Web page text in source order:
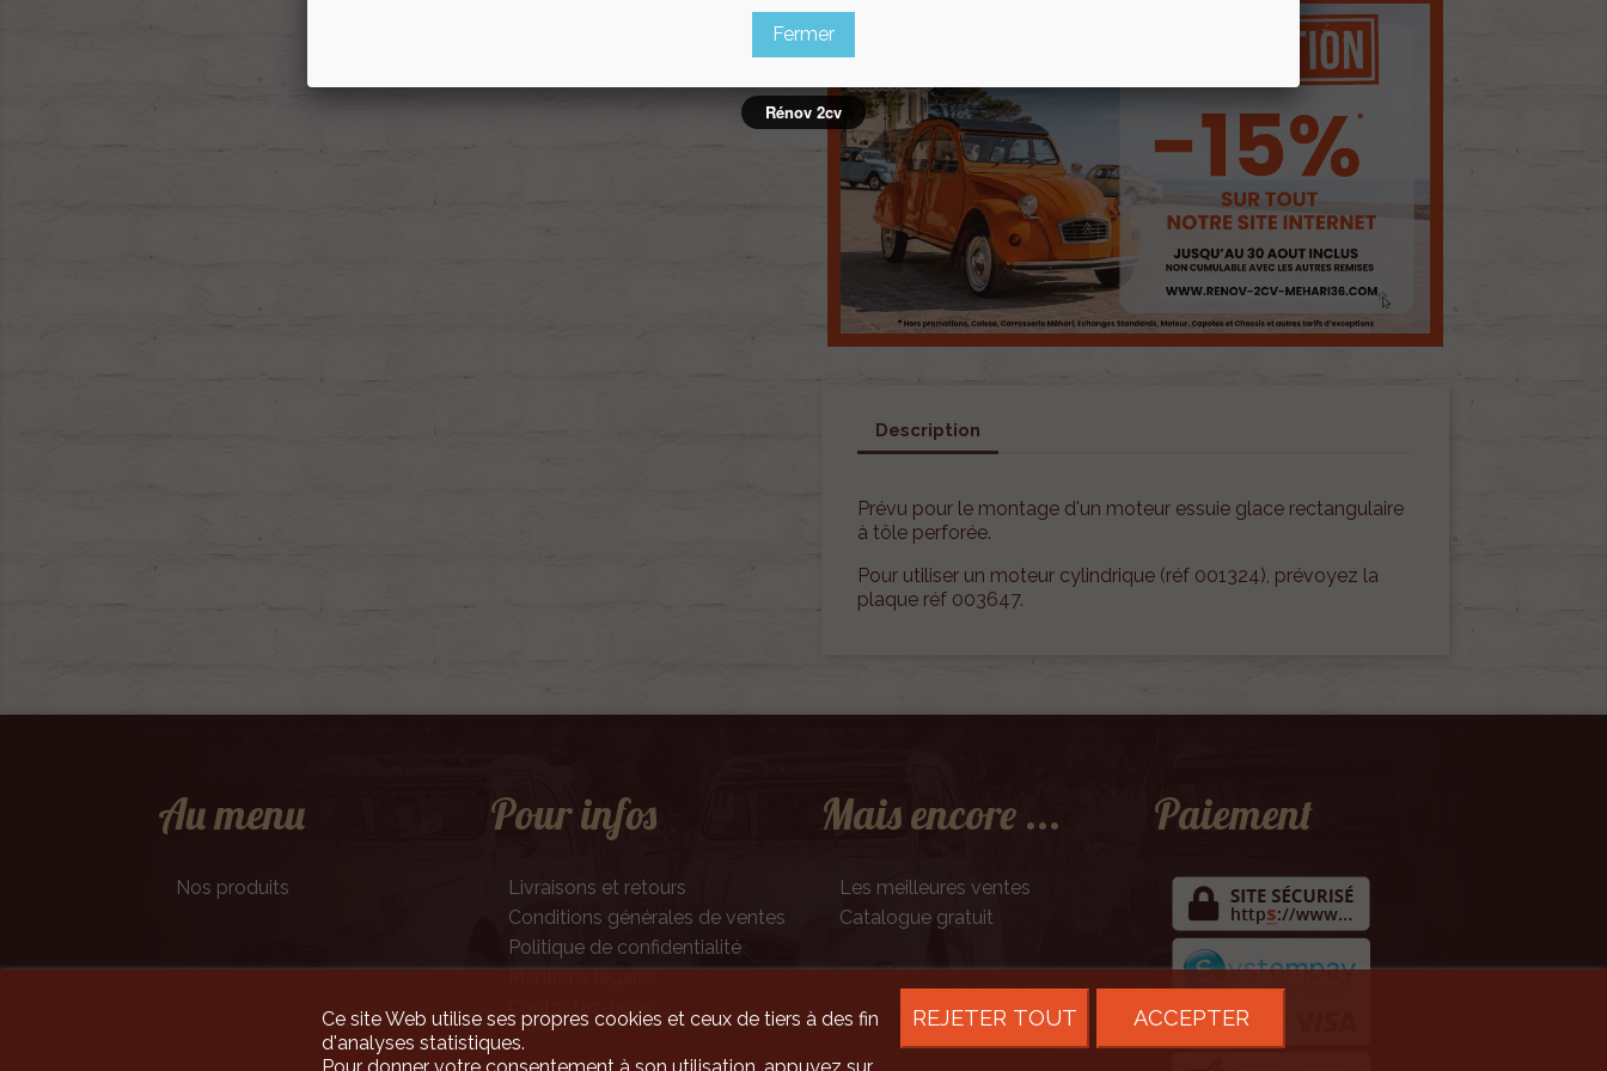
Description
Prévu pour le montage d'un moteur essuie glace rectangulaire
à tôle perforée.
Pour utiliser un moteur cylindrique (réf 001324), prévoyez la
plaque réf 003647.
Au menu
Nos produits
Pour infos
Livraisons et retours
Conditions générales de ventes
Politique de confidentialité
Contactez-nous
Mais encore ...
Les meilleures ventes
Catalogue gratuit
Paiement
Ce site Web utilise ses propres cookies et ceux de tiers à des fin
d'analyses statistiques.
REJETER TOUT ACCEPTER
Fermer
Rénov 2cv